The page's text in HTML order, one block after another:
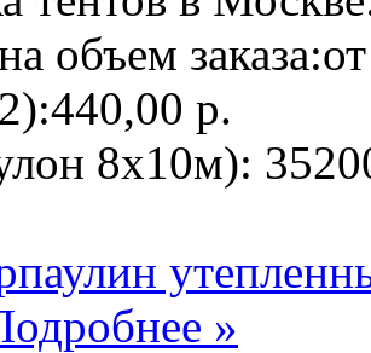
объем заказа:
440,00 р.
8х10м):
»